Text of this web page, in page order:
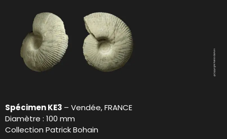
Spécimen KE3 – Vendée, FRANCE
Diamètre : 100 mm
Collection Patrick Bohain